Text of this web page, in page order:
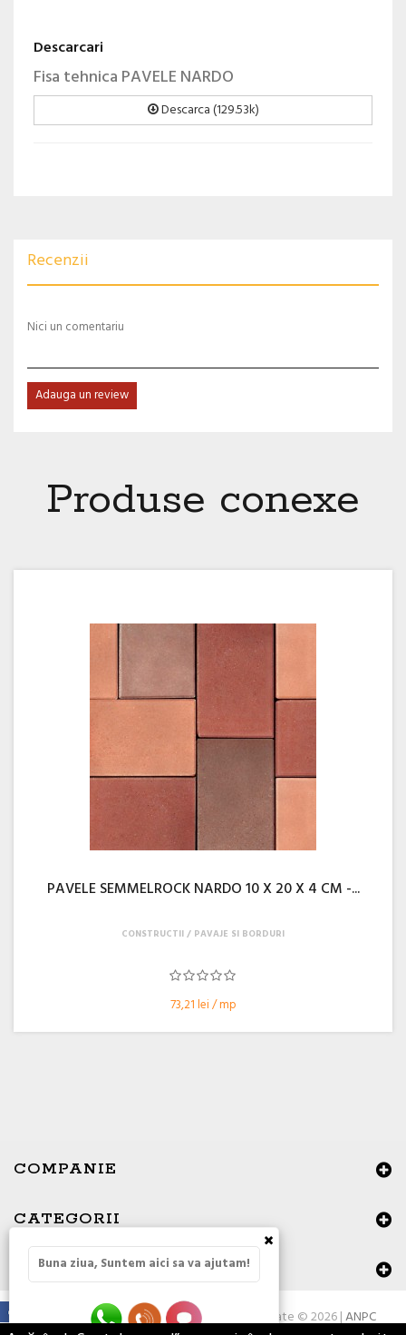
Descarcari
Fisa tehnica PAVELE NARDO
Descarca (129.53k)
Recenzii
Nici un comentariu
Adauga un review
Produse conexe
PAVELE SEMMELROCK NARDO 10 X 20 X 4 CM -...
73,21 lei / mp
CONSTRUCTII PAVAJE SI BORDURI
COMPANIE
CATEGORII
DATE DE CONTACT
Toate drepturile rezervate © 2026 |ANPC
×
Buna ziua, Suntem aici sa va ajutam!